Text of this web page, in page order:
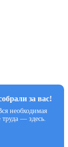
за вас!
необходимая
— здесь.